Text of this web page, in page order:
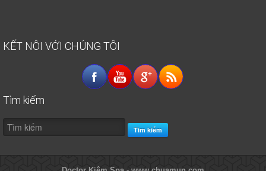
KẾT NÔI VỚI CHÚNG TÔI
Tìm kiếm
Tìm kiếm